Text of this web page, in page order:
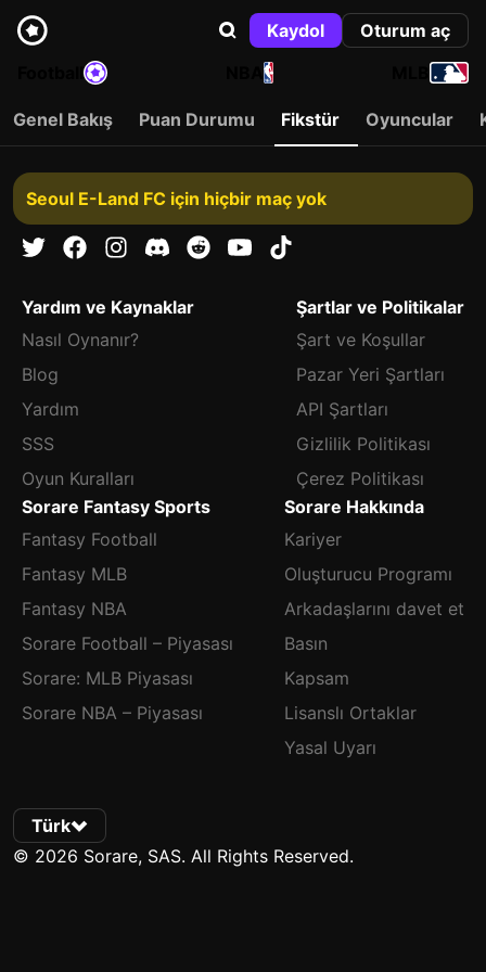
Kaydol
Oturum aç
NBA
Genel Bakış Puan Durumu Fikstür Oyuncular
Seoul E-Land FC için hiçbir maç yok
Yardım ve Kaynaklar
Nasıl Oynanır?
Blog
Yardım
SSS
Oyun Kuralları
Şartlar ve Politikalar
Şart ve Koşullar
Pazar Yeri Şartları
API Şartları
Gizlilik Politikası
Çerez Politikası
Sorare Fantasy Sports
Fantasy Football
Fantasy MLB
Fantasy NBA
Sorare Football – Piyasası
Sorare: MLB Piyasası
Sorare NBA – Piyasası
Sorare Hakkında
Kariyer
Oluşturucu Programı
Arkadaşlarını davet et
Basın
Kapsam
Lisanslı Ortaklar
Yasal Uyarı
Türk
© 2026 Sorare, SAS. All Rights Reserved.